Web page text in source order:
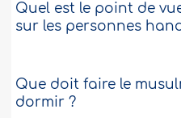
Quel est le point de
sur les personnes
Que doit faire le
dormir ?